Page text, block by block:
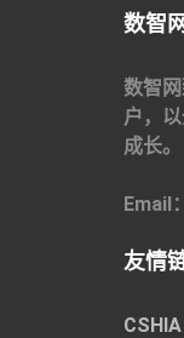
数智网
数智
户，
成长。
Email
友情
CSHIA